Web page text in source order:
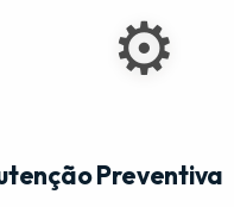
⚙️
Preventiva